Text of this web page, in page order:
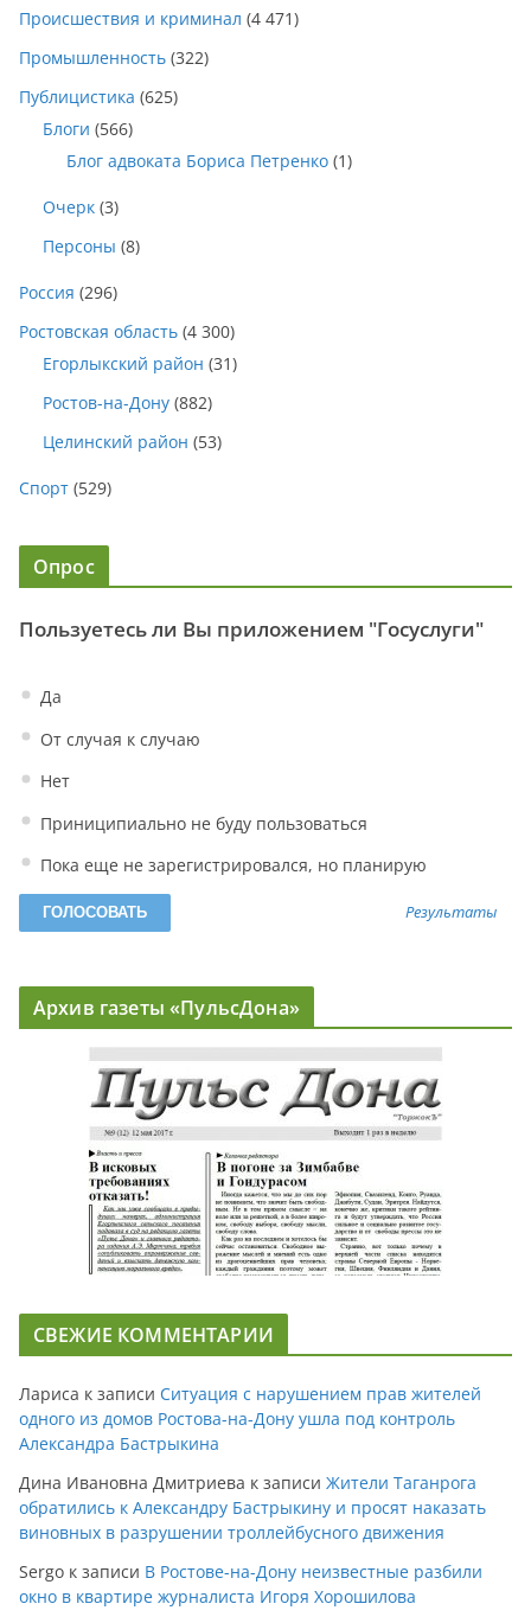
Происшествия и криминал (4 471)
Промышленность (322)
Публицистика (625)
Блоги (566)
Блог адвоката Бориса Петренко (1)
Очерк (3)
Персоны (8)
Россия (296)
Ростовская область (4 300)
Егорлыкский район (31)
Ростов-на-Дону (882)
Целинский район (53)
Спорт (529)
Опрос
Пользуетесь ли Вы приложением "Госуслуги"
Да
От случая к случаю
Нет
Приниципиально не буду пользоваться
Пока еще не зарегистрировался, но планирую
Результаты
Архив газеты «ПульсДона»
СВЕЖИЕ КОММЕНТАРИИ
Лариса к записи Ситуация с нарушением прав жителей
одного из домов Ростова-на-Дону ушла под контроль
Александра Бастрыкина
Дина Ивановна Дмитриева к записи Жители Таганрога
обратились к Александру Бастрыкину и просят наказать
виновных в разрушении троллейбусного движения
Sergo к записи В Ростове-на-Дону неизвестные разбили
окно в квартире журналиста Игоря Хорошилова